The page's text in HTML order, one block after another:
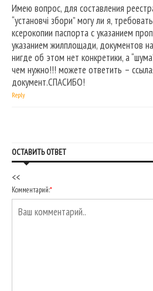
Имею вопрос, для составления
“установчі збори” могу ли я,
ксерокопии паспорта с указанием
указанием жилплощади, документов
нигде об этом нет конкретики, а
чем нужно!!! можете ответить –
документ.СПАСИБО!
Reply
ОСТАВИТЬ ОТВЕТ
<<
Комментарий:*